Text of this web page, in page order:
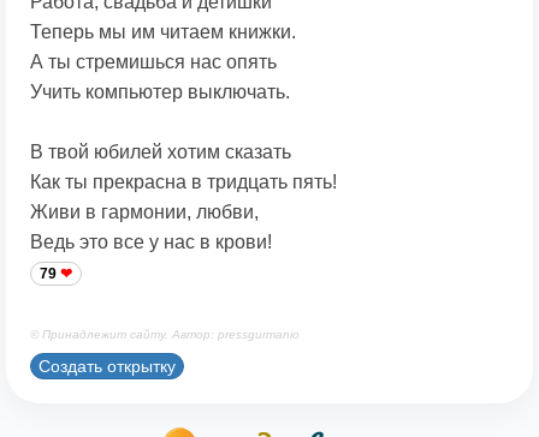
Теперь мы им читаем книжки.
А ты стремишься нас опять
Учить компьютер выключать.
В твой юбилей хотим сказать
Как ты прекрасна в тридцать пять!
Живи в гармонии, любви,
Ведь это все у нас в крови!
79
© Принадлежит сайту. Автор: pressgurmanio
Создать открытку